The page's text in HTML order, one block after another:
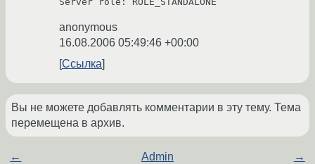
anonymous
16.08.2006 05:49:46 +00:00
Ссылка
Вы не можете добавлять комментарии в эту тему. Тема
перемещена в архив.
← Admin →